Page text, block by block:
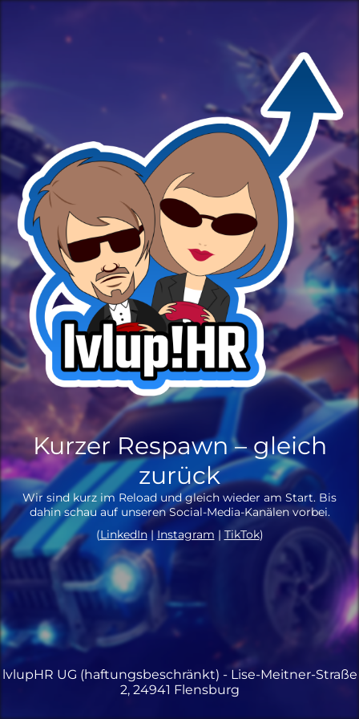
Kurzer Respawn – gleich
zurück
Wir sind kurz im Reload und gleich wieder am Start. Bis
dahin schau auf unseren Social-Media-Kanälen vorbei.
(LinkedIn|Instagram | TikTok)
lvlupHR UG (haftungsbeschränkt) - Lise-Meitner-Straße
2, 24941 Flensburg